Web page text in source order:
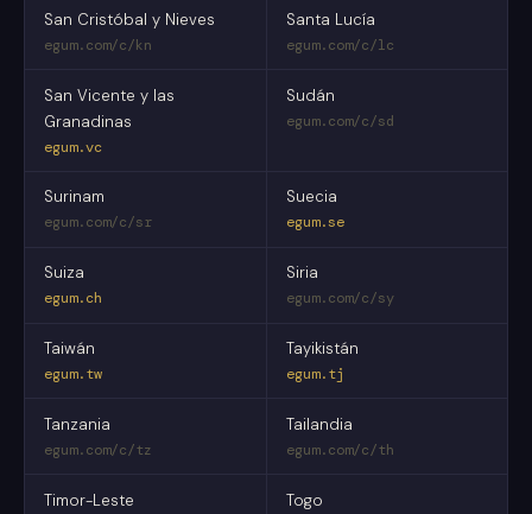
San Cristóbal y Nieves
egum.com/c/kn
Santa Lucía
egum.com/c/lc
San Vicente y las
Granadinas
egum.vc
Sudán
egum.com/c/sd
Surinam
egum.com/c/sr
Suecia
egum.se
Suiza
egum.ch
Siria
egum.com/c/sy
Taiwán
egum.tw
Tayikistán
egum.tj
Tanzania
egum.com/c/tz
Tailandia
egum.com/c/th
Timor-Leste Togo